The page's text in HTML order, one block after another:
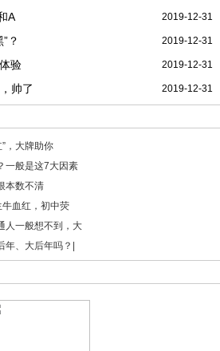
2019-12-31
A
2019-12-31
？
2019-12-31
验
2019-12-31
帅了
，大牌助你
一般是这7大因素
本数不清
牛血红，初中荧
人一般想不到，大
、大后年吗？|